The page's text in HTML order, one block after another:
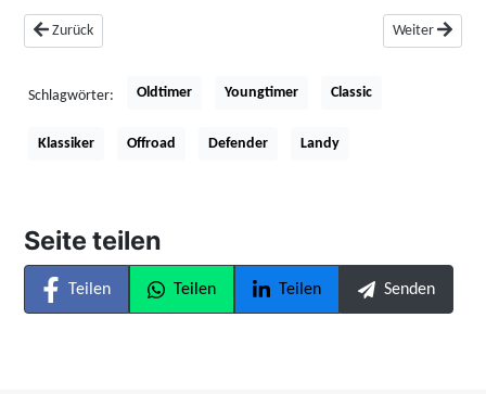
Vorheriger Beitrag: Unimog - ein Klassiker unserer Zeit
Zurück Nächster
Weiter
Schlagwörter: Oldtimer Youngtimer Classic
Klassiker Offroad Defender Landy
Seite teilen
Teilen Teilen Teilen Senden